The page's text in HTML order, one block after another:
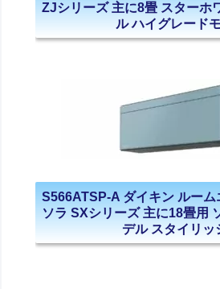
ZJシリーズ 主に8畳 スターホ
ル ハイグレード
S566ATSP-A ダイキン ルー
ソラ SXシリーズ 主に18畳用
デル スタイリッ